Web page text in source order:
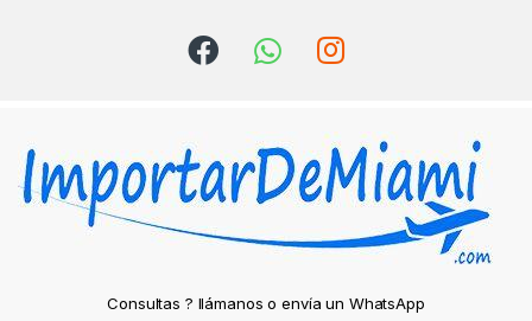
Consultas ? llámanos o envía un WhatsApp